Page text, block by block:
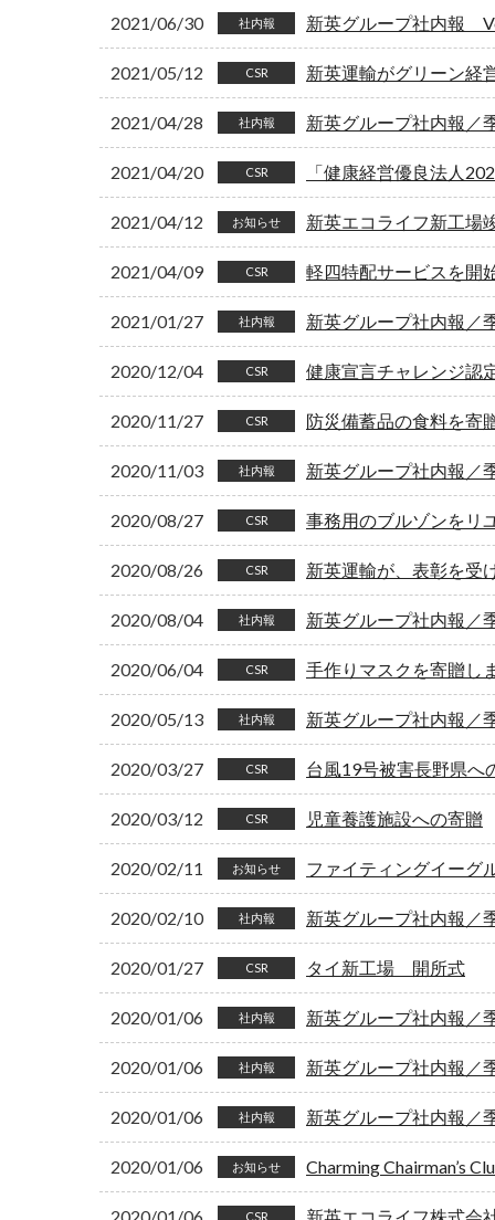
2021/06/30 社内報 新英グループ社内報
2021/05/12 CSR 新英運輸がグリーン経
2021/04/28 社内報 新英グループ社内報
2021/04/20 CSR 「健康経営優良法人
2021/04/12 お知らせ 新英エコライフ新工場
2021/04/09 CSR 軽四特配サービスを開
2021/01/27 社内報 新英グループ社内報
2020/12/04 CSR 健康宣言チャレンジ認
2020/11/27 CSR 防災備蓄品の食料を寄
2020/11/03 社内報 新英グループ社内報
2020/08/27 CSR 事務用のブルゾンをリ
2020/08/26 CSR 新英運輸が、表彰を受
2020/08/04 社内報 新英グループ社内報
2020/06/04 CSR 手作りマスクを寄贈し
2020/05/13 社内報 新英グループ社内報
2020/03/27 CSR 台風19号被害長野県へ
2020/03/12 CSR 児童養護施設への寄贈
2020/02/11 お知らせ ファイティングイーグ
2020/02/10 社内報 新英グループ社内報
2020/01/27 CSR タイ新工場 開所式
2020/01/06 社内報 新英グループ社内報
2020/01/06 社内報 新英グループ社内報
2020/01/06 社内報 新英グループ社内報
2020/01/06 お知らせ Charming Chairman’s
CSR